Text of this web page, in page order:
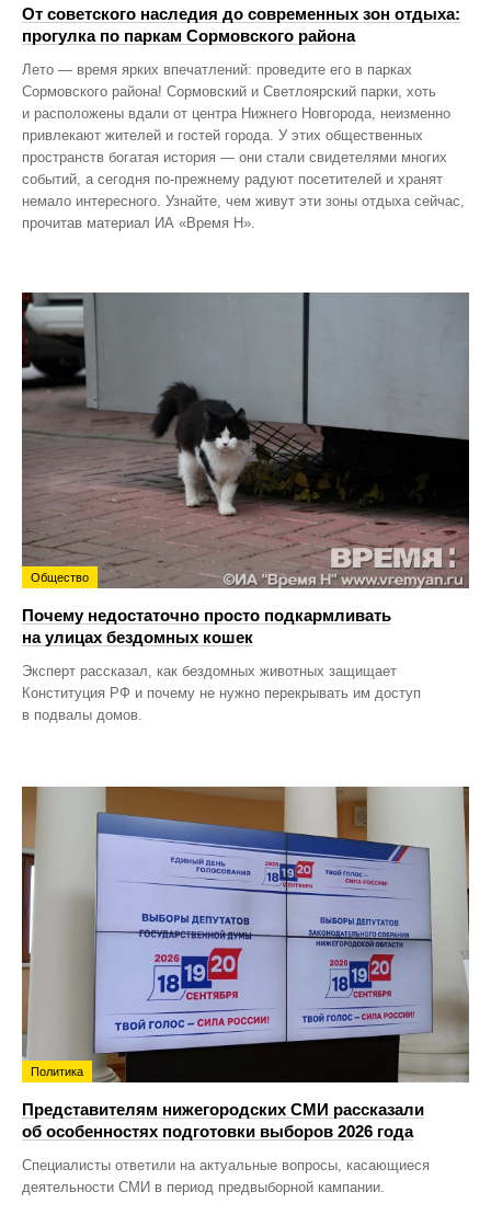
От советского наследия до современных зон отдыха:
прогулка по паркам Сормовского района
Лето — время ярких впечатлений: проведите его в парках
Сормовского района! Сормовский и Светлоярский парки, хоть
и расположены вдали от центра Нижнего Новгорода, неизменно
привлекают жителей и гостей города. У этих общественных
пространств богатая история — они стали свидетелями многих
событий, а сегодня по‑прежнему радуют посетителей и хранят
немало интересного. Узнайте, чем живут эти зоны отдыха сейчас,
прочитав материал ИА «Время Н».
Общество
Почему недостаточно просто подкармливать
на улицах бездомных кошек
Эксперт рассказал, как бездомных животных защищает
Конституция РФ и почему не нужно перекрывать им доступ
в подвалы домов.
Политика
Представителям нижегородских СМИ рассказали
об особенностях подготовки выборов 2026 года
Специалисты ответили на актуальные вопросы, касающиеся
деятельности СМИ в период предвыборной кампании.